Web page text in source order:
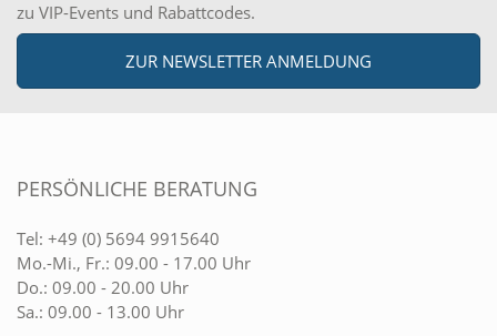
zu VIP-Events und Rabattcodes.
ZUR NEWSLETTER ANMELDUNG
PERSÖNLICHE BERATUNG
Tel: +49 (0) 5694 9915640
Mo.-Mi., Fr.: 09.00 - 17.00 Uhr
Do.: 09.00 - 20.00 Uhr
Sa.: 09.00 - 13.00 Uhr